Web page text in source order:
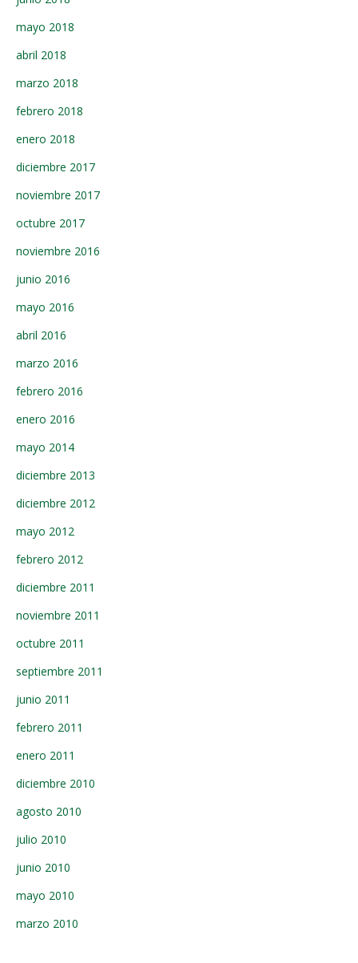
mayo 2018
abril 2018
marzo 2018
febrero 2018
enero 2018
diciembre 2017
noviembre 2017
octubre 2017
noviembre 2016
junio 2016
mayo 2016
abril 2016
marzo 2016
febrero 2016
enero 2016
mayo 2014
diciembre 2013
diciembre 2012
mayo 2012
febrero 2012
diciembre 2011
noviembre 2011
octubre 2011
septiembre 2011
junio 2011
febrero 2011
enero 2011
diciembre 2010
agosto 2010
julio 2010
junio 2010
mayo 2010
marzo 2010